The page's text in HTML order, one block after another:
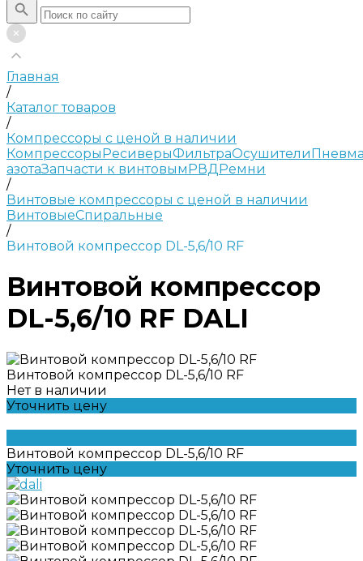
Главная
/
Каталог товаров
/
Компрессоры с ценой в наличии
КомпрессорыРесиверыФильтраОсушители
азотаЗапчасти к винтовымРВДРемни
/
Винтовые компрессоры с ценой в наличии
ВинтовыеСпиральные
/
Винтовой компрессор DL-5,6/10 RF
Винтовой компрессор
DL-5,6/10 RF DALI
Винтовой компрессор DL-5,6/10 RF
Нет в наличии
Уточнить цену
Винтовой компрессор DL-5,6/10 RF
Уточнить цену